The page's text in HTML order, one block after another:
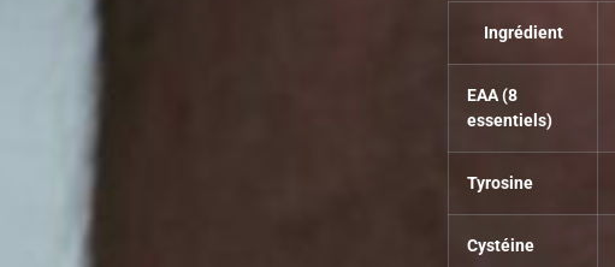
Ingrédient
EAA (8
essentiels)
Tyrosine
Cystéine